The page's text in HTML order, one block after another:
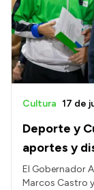
Deporte y
aportes y
Cultura 17 de
El Gobernador
Marcos Castro